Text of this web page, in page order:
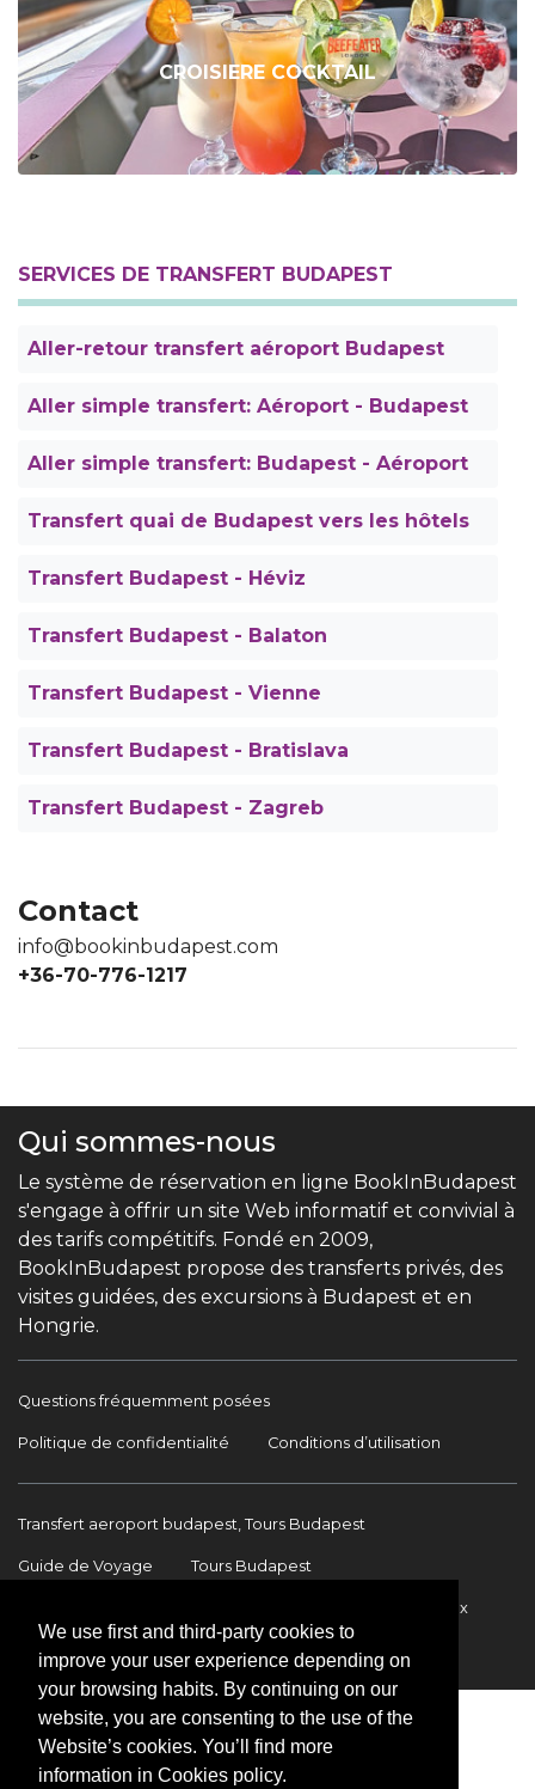
We use first and third-party cookies to
improve your user experience depending on
your browsing habits. By continuing on our
website, you are consenting to the use of the
Website’s cookies. You’ll find more
information in Cookies policy.
CROISIERE COCKTAIL
SERVICES DE TRANSFERT BUDAPEST
Aller-retour transfert aéroport Budapest
Aller simple transfert: Aéroport - Budapest
Aller simple transfert: Budapest - Aéroport
Transfert quai de Budapest vers les hôtels
Transfert Budapest - Héviz
Transfert Budapest - Balaton
Transfert Budapest - Vienne
Transfert Budapest - Bratislava
Transfert Budapest - Zagreb
Contact
info@bookinbudapest.com
+36-70-776-1217
Qui sommes-nous
Le système de réservation en ligne BookInBudapest
s'engage à offrir un site Web informatif et convivial à
des tarifs compétitifs. Fondé en 2009,
BookInBudapest propose des transferts privés, des
visites guidées, des excursions à Budapest et en
Hongrie.
Questions fréquemment posées
Politique de confidentialité Conditions d’utilisation
Transfert aeroport budapest, Tours Budapest
Guide de Voyage Tours Budapest
Transferts internationaux
Contact